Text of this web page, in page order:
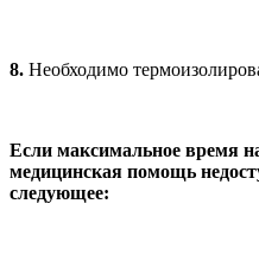
8. Необходимо
Если максимальное время
медицинская помощь
следующее: